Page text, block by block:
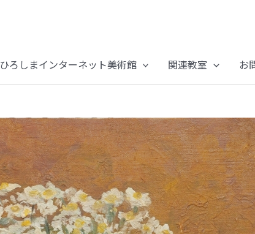
ひろしまインターネット美術館 関連教室 お